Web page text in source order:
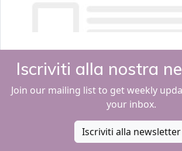
Iscriviti alla nostra
Join our mailing list to get weekly
your inbox.
Iscriviti alla newsletter